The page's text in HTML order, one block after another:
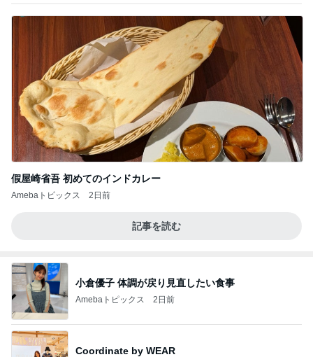
假屋崎省吾 初めてのインドカレー
Amebaトピックス 2日前
記事を読む
小倉優子 体調が戻り見直したい食事
Amebaトピックス 2日前
Coordinate by WEAR